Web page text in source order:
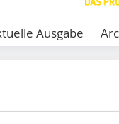
Ausgabe